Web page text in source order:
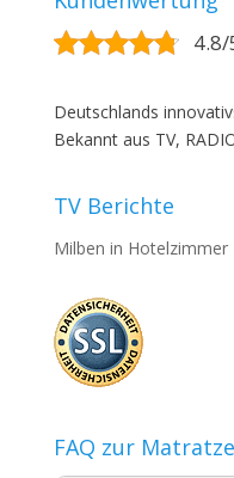
4.8/
Deutschlands
Bekannt aus TV,
TV Berichte
Milben in Hotelzimmer
FAQ zur